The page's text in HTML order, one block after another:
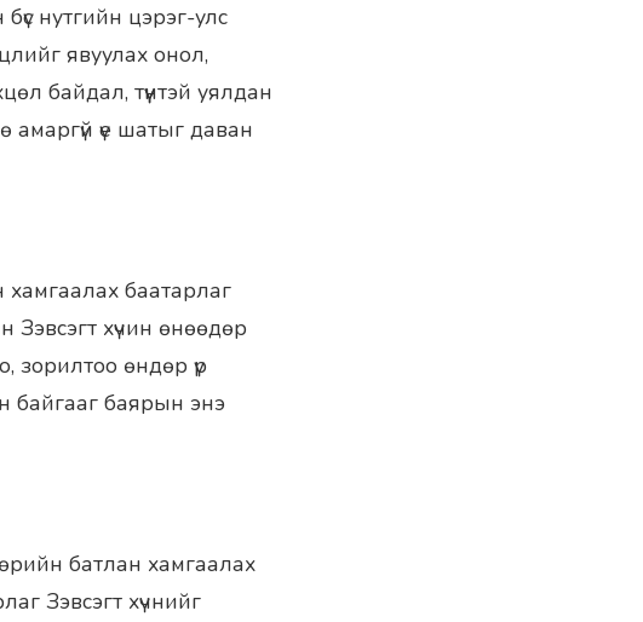
нутгийн цэрэг-улс
явуулах онол,
байдал, түүнтэй уялдан
амаргүй үе шатыг даван
хамгаалах баатарлаг
Зэвсэгт хүчин өнөөдөр
зорилтоо өндөр үр
байгааг баярын энэ
батлан хамгаалах
Зэвсэгт хүчнийг